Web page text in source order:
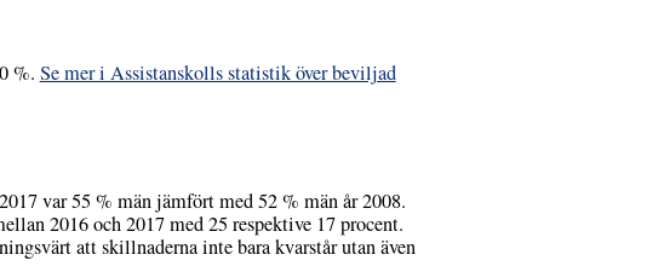
%. Se mer i Assistanskolls statistik över beviljad
var 55 % män jämfört med 52 % män år 2008.
2016 och 2017 med 25 respektive 17 procent.
att skillnaderna inte bara kvarstår utan även